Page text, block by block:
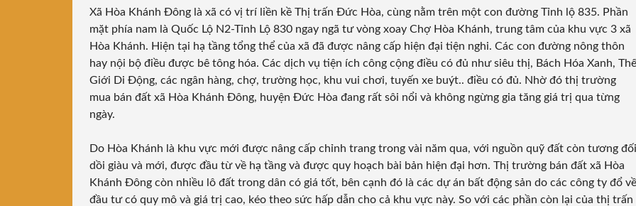
Xã Hòa Khánh Đông là xã có vị trí liền kề Thị trấn Đức Hòa, cùng nằm trên một con đường Tỉnh lộ 835. Phần
mặt phía nam là Quốc Lộ N2-Tỉnh Lộ 830 ngay ngã tư vòng xoay Chợ Hòa Khánh, trung tâm của khu vực 3 xã
Hòa Khánh. Hiện tại hạ tầng tổng thể của xã đã được nâng cấp hiện đại tiện nghi. Các con đường nông thôn
hay nội bộ điều được bê tông hóa. Các dịch vụ tiện ích công cộng điều có đủ như siêu thị, Bách Hóa Xanh, Thế
Giới Di Động, các ngân hàng, chợ, trường học, khu vui chơi, tuyến xe buýt.. điều có đủ. Nhờ đó thị trường
mua bán đất xã Hòa Khánh Đông, huyện Đức Hòa đang rất sôi nổi và không ngừng gia tăng giá trị qua từng
ngày.
Do Hòa Khánh là khu vực mới được nâng cấp chỉnh trang trong vài năm qua, với nguồn quỹ đất còn tương đối
dồi giàu và mới, được đầu từ về hạ tầng và được quy hoạch bài bản hiện đại hơn. Thị trường bán đất xã Hòa
Khánh Đông còn nhiều lô đất trong dân có giá tốt, bên cạnh đó là các dự án bất động sản do các công ty đổ về
đầu tư có quy mô và giá trị cao, kéo theo sức hấp dẫn cho cả khu vực này. So với các phần còn lại của thị trấn